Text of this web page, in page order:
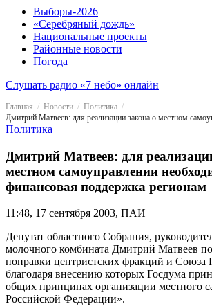
Выборы-2026
«Серебряный дождь»
Национальные проекты
Районные новости
Погода
Слушать радио «7 небо» онлайн
Главная Новости
Политика
Политика
Дмитрий Матвеев: для
местном самоуправлении
финансовая поддержка регионам
11:48, 17 сентября 2003, ПАИ
Депутат областного Собрания,
молочного комбината Дмитрий Матвеев
поправки центристских фракций и
благодаря внесению которых Госдума
общих принципах организации местного
Российской Федерации».